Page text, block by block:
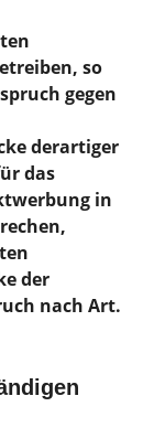
so
gegen
derartiger
das
in
der
nach Art.